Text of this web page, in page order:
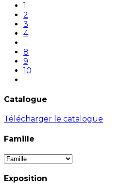
1
2
3
4
…
8
9
10
Catalogue
Télécharger le catalogue
Famille
Exposition